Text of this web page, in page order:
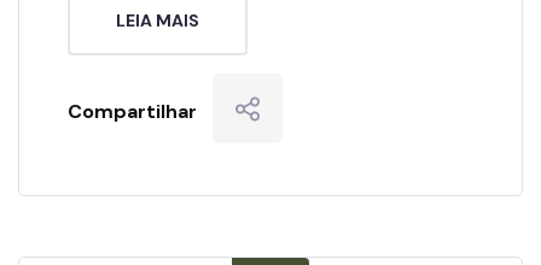
LEIA MAIS
Compartilhar